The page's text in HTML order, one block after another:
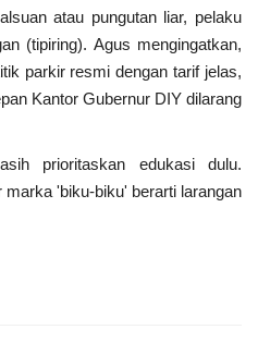
atau pungutan liar, pelaku
(tipiring). Agus mengingatkan,
parkir resmi dengan tarif jelas,
Kantor Gubernur DIY dilarang
prioritaskan edukasi dulu.
'biku-biku' berarti larangan